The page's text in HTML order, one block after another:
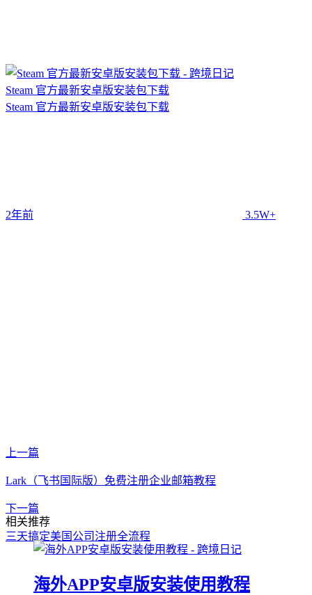
Steam 官方最新安卓版安装包下载
Steam 官方最新安卓版安装包下载
2年前 3.5W+
上一篇
Lark（飞书国际版）免费注册企业邮箱教程
下一篇
三天搞定美国公司注册全流程
相关推荐
海外APP安卓版安装使用教程